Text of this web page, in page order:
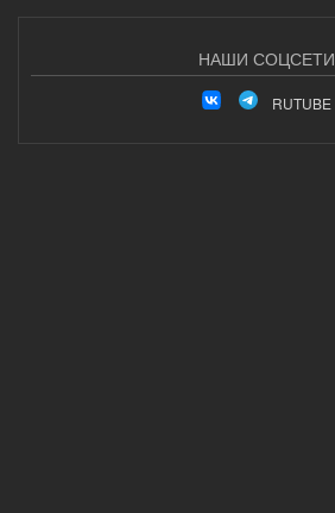
НАШИ СОЦСЕТИ
RUTUBE